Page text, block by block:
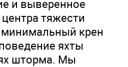
и выверенное
тяжести
крен
яхты
шторма. Мы